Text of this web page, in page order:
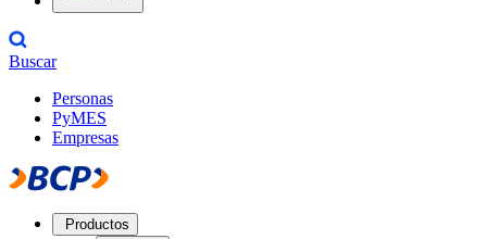
Buscar
Personas
PyMES
Empresas
Productos